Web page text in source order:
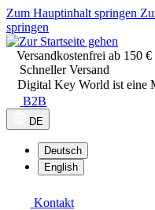
Zum Hauptinhalt springen
springen
Versandkostenfrei ab 150 €
Schneller Versand
Digital Key World ist eine
B2B
DE
Deutsch
English
Kontakt